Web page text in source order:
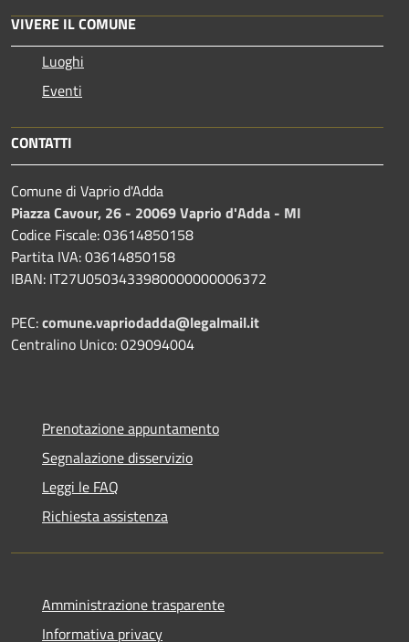
VIVERE IL COMUNE
Luoghi
Eventi
CONTATTI
Comune di Vaprio d'Adda
Piazza Cavour, 26 - 20069 Vaprio d'Adda - MI
Codice Fiscale: 03614850158
Partita IVA: 03614850158
IBAN: IT27U0503433980000000006372
PEC:comune.vapriodadda@legalmail.it
Centralino Unico: 029094004
Prenotazione appuntamento
Segnalazione disservizio
Leggi le FAQ
Richiesta assistenza
Amministrazione trasparente
Informativa privacy